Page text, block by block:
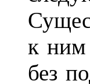
к ним
без